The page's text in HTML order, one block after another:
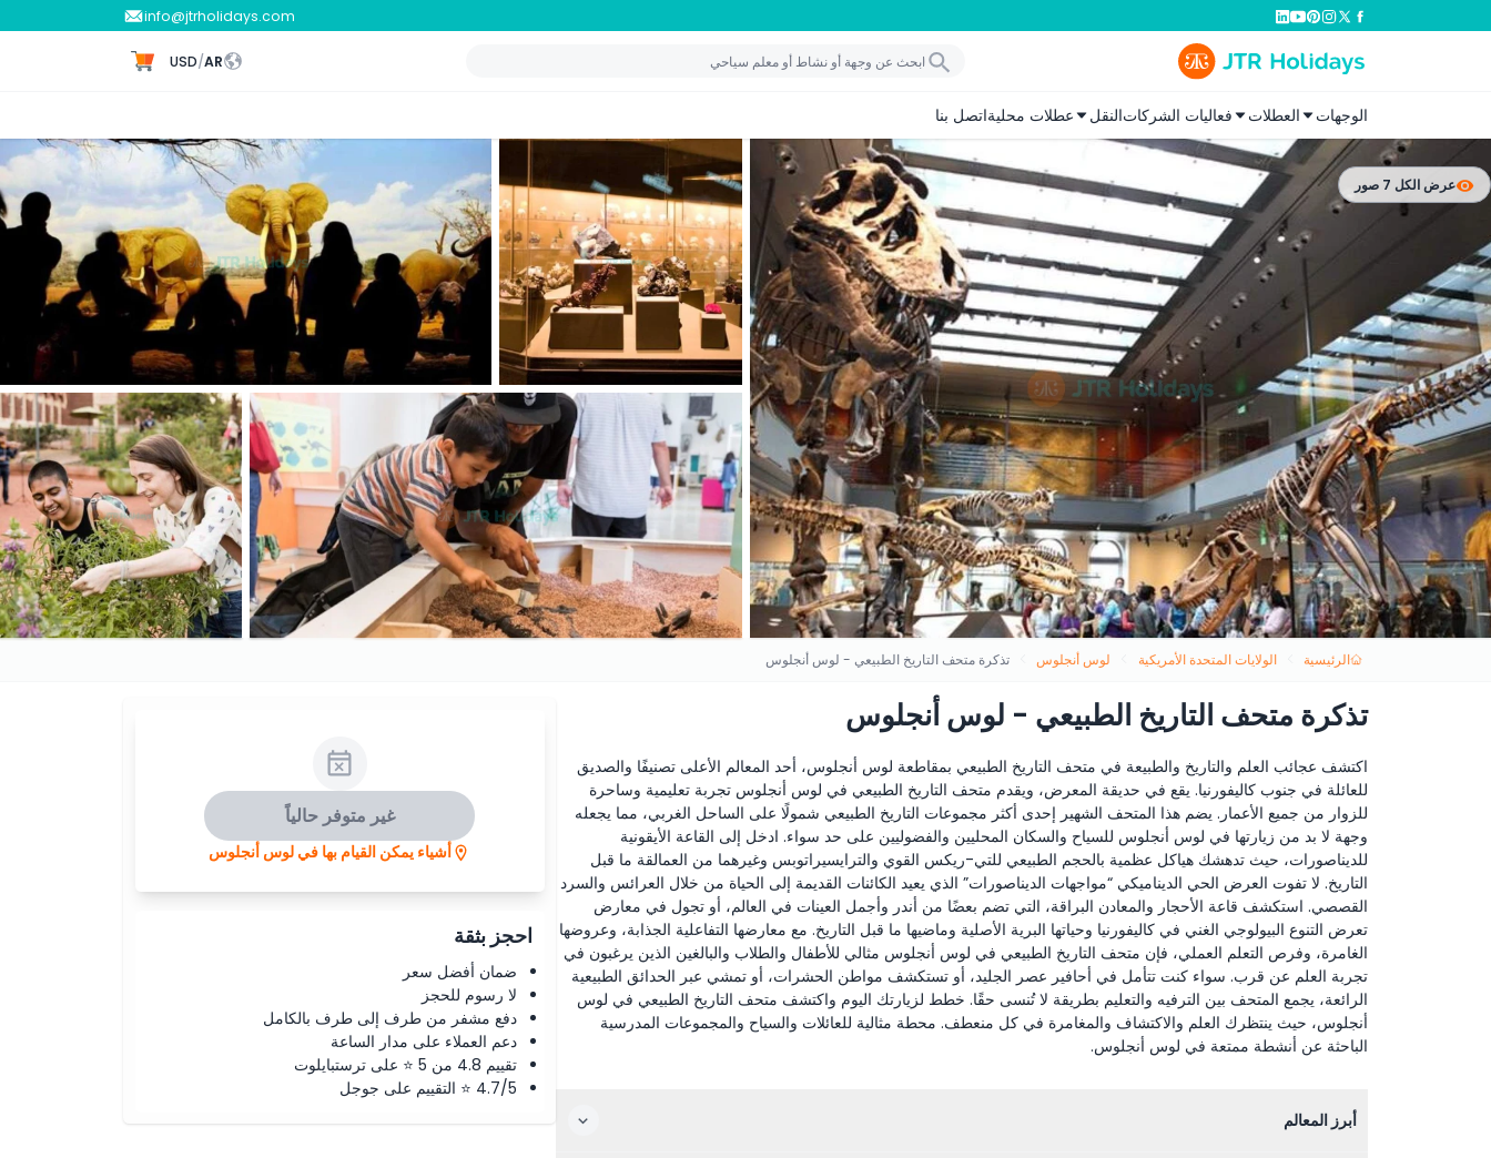
info@jtrholidays.com
AR
/
USD
الوجهات العطلات فعاليات الشركاتالنقل عطلات محليةاتصل بنا
عرض الكل 7 صور
الرئيسية الولايات المتحدة الأمريكية لوس أنجلوس تذكرة متحف التاريخ الطبيعي - لوس أنجلوس
تذكرة متحف التاريخ الطبيعي - لوس أنجلوس
اكتشف عجائب العلم والتاريخ والطبيعة في متحف التاريخ الطبيعي بمقاطعة لوس أنجلوس، أحد المعالم الأعلى تصنيفًا والصديق
للعائلة في جنوب كاليفورنيا. يقع في حديقة المعرض، ويقدم متحف التاريخ الطبيعي في لوس أنجلوس تجربة تعليمية وساحرة
للزوار من جميع الأعمار. يضم هذا المتحف الشهير إحدى أكثر مجموعات التاريخ الطبيعي شمولًا على الساحل الغربي، مما يجعله
وجهة لا بد من زيارتها في لوس أنجلوس للسياح والسكان المحليين والفضوليين على حد سواء. ادخل إلى القاعة الأيقونية
للديناصورات، حيث تدهشك هياكل عظمية بالحجم الطبيعي للتي-ريكس القوي والترايسيراتوبس وغيرهما من العمالقة ما قبل
التاريخ. لا تفوت العرض الحي الديناميكي “مواجهات الديناصورات” الذي يعيد الكائنات القديمة إلى الحياة من خلال العرائس والسرد
القصصي. استكشف قاعة الأحجار والمعادن البراقة، التي تضم بعضًا من أندر وأجمل العينات في العالم، أو تجول في معارض
تعرض التنوع البيولوجي الغني في كاليفورنيا وحياتها البرية الأصلية وماضيها ما قبل التاريخ. مع معارضها التفاعلية الجذابة، وعروضها
الغامرة، وفرص التعلم العملي، فإن متحف التاريخ الطبيعي في لوس أنجلوس مثالي للأطفال والطلاب والبالغين الذين يرغبون في
تجربة العلم عن قرب. سواء كنت تتأمل في أحافير عصر الجليد، أو تستكشف مواطن الحشرات، أو تمشي عبر الحدائق الطبيعية
الرائعة، يجمع المتحف بين الترفيه والتعليم بطريقة لا تُنسى حقًا. خطط لزيارتك اليوم واكتشف متحف التاريخ الطبيعي في لوس
أنجلوس، حيث ينتظرك العلم والاكتشاف والمغامرة في كل منعطف. محطة مثالية للعائلات والسياح والمجموعات المدرسية
الباحثة عن أنشطة ممتعة في لوس أنجلوس.
أبرز المعالم
غير متوفر حالياً
أشياء يمكن القيام بها في لوس أنجلوس
احجز بثقة
ضمان أفضل سعر
لا رسوم للحجز
دفع مشفر من طرف إلى طرف بالكامل
دعم العملاء على مدار الساعة
تقييم 4.8 من 5 ⭐ على ترستبايلوت
4.7/5 ⭐ التقييم على جوجل